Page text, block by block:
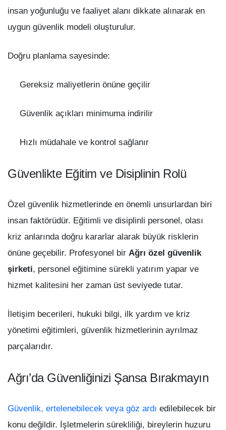
insan yoğunluğu ve faaliyet alanı dikkate alınarak en
uygun güvenlik modeli oluşturulur.
Doğru planlama sayesinde:
Gereksiz maliyetlerin önüne geçilir
Güvenlik açıkları minimuma indirilir
Hızlı müdahale ve kontrol sağlanır
Güvenlikte Eğitim ve Disiplinin Rolü
Özel güvenlik hizmetlerinde en önemli unsurlardan biri
insan faktörüdür. Eğitimli ve disiplinli personel, olası
kriz anlarında doğru kararlar alarak büyük risklerin
önüne geçebilir. Profesyonel bir Ağrı özel güvenlik
şirketi, personel eğitimine sürekli yatırım yapar ve
hizmet kalitesini her zaman üst seviyede tutar.
İletişim becerileri, hukuki bilgi, ilk yardım ve kriz
yönetimi eğitimleri, güvenlik hizmetlerinin ayrılmaz
parçalarıdır.
Ağrı’da Güvenliğinizi Şansa Bırakmayın
Güvenlik, ertelenebilecek veya göz ardı edilebilecek bir
konu değildir. İşletmelerin sürekliliği, bireylerin huzuru